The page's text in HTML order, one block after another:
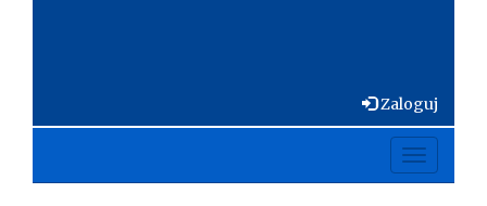
Zaloguj
Toggle